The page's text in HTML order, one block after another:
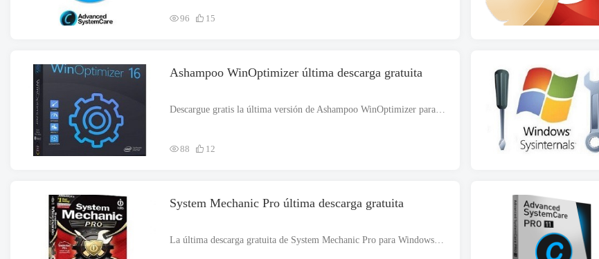
96 15
Ashampoo WinOptimizer última descarga gratuita
88 12
System Mechanic Pro última descarga gratuita